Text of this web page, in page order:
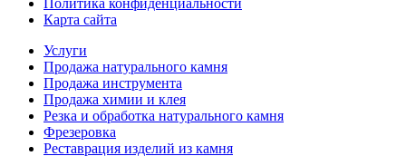
Политика конфиденциальности
Карта сайта
Услуги
Продажа натурального камня
Продажа инструмента
Продажа химии и клея
Резка и обработка натурального камня
Фрезеровка
Реставрация изделий из камня